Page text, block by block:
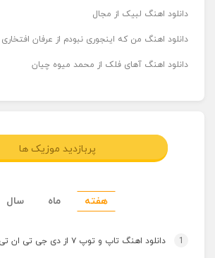
دانلود اهنگ لبیک از مجال
دانلود اهنگ من که اینجوری نبودم از عرفان افتخاری
دانلود اهنگ آهای فلک از محمد میوه چیان
پربازدید موزیک ها
هفته ماه سال
1 دانلود اهنگ تاپ و توپ ۷ از دی جی تی ان تی